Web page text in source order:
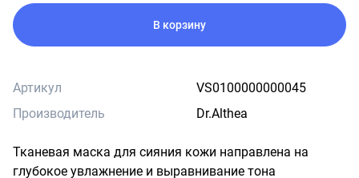
В корзину
Артикул
VS0100000000045
Производитель
Dr.Althea
Тканевая маска для сияния кожи направлена на
глубокое увлажнение и выравнивание тона